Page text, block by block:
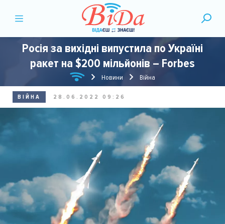
Росія за вихідні випустила по Україні
ракет на $200 мільйонів – Forbes
Новини Війна
ВІЙНА 28.06.2022 09:26